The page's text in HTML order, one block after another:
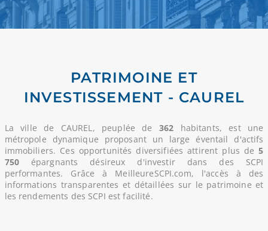
PATRIMOINE ET
INVESTISSEMENT - CAUREL
La ville de CAUREL, peuplée de 362 habitants, est une
métropole dynamique proposant un large éventail d'actifs
immobiliers. Ces opportunités diversifiées attirent plus de5
750épargnants désireux d'investir dans des SCPI
performantes. Grâce à MeilleureSCPI.com, l'accès à des
informations transparentes et détaillées sur le patrimoine et
les rendements des SCPI est facilité.